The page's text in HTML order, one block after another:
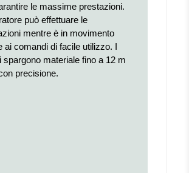
le massime prestazioni.
può effettuare le
mentre è in movimento
ai comandi di facile utilizzo. I
spargono materiale fino a 12 m
precisione.